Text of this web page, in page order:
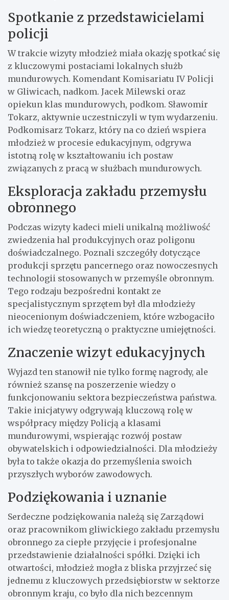
Spotkanie z przedstawicielami
policji
W trakcie wizyty młodzież miała okazję spotkać się
z kluczowymi postaciami lokalnych służb
mundurowych. Komendant Komisariatu IV Policji
w Gliwicach, nadkom. Jacek Milewski oraz
opiekun klas mundurowych, podkom. Sławomir
Tokarz, aktywnie uczestniczyli w tym wydarzeniu.
Podkomisarz Tokarz, który na co dzień wspiera
młodzież w procesie edukacyjnym, odgrywa
istotną rolę w kształtowaniu ich postaw
związanych z pracą w służbach mundurowych.
Eksploracja zakładu przemysłu
obronnego
Podczas wizyty kadeci mieli unikalną możliwość
zwiedzenia hal produkcyjnych oraz poligonu
doświadczalnego. Poznali szczegóły dotyczące
produkcji sprzętu pancernego oraz nowoczesnych
technologii stosowanych w przemyśle obronnym.
Tego rodzaju bezpośredni kontakt ze
specjalistycznym sprzętem był dla młodzieży
nieocenionym doświadczeniem, które wzbogaciło
ich wiedzę teoretyczną o praktyczne umiejętności.
Znaczenie wizyt edukacyjnych
Wyjazd ten stanowił nie tylko formę nagrody, ale
również szansę na poszerzenie wiedzy o
funkcjonowaniu sektora bezpieczeństwa państwa.
Takie inicjatywy odgrywają kluczową rolę w
współpracy między Policją a klasami
mundurowymi, wspierając rozwój postaw
obywatelskich i odpowiedzialności. Dla młodzieży
była to także okazja do przemyślenia swoich
przyszłych wyborów zawodowych.
Podziękowania i uznanie
Serdeczne podziękowania należą się Zarządowi
oraz pracownikom gliwickiego zakładu przemysłu
obronnego za ciepłe przyjęcie i profesjonalne
przedstawienie działalności spółki. Dzięki ich
otwartości, młodzież mogła z bliska przyjrzeć się
jednemu z kluczowych przedsiębiorstw w sektorze
obronnym kraju, co było dla nich bezcennym